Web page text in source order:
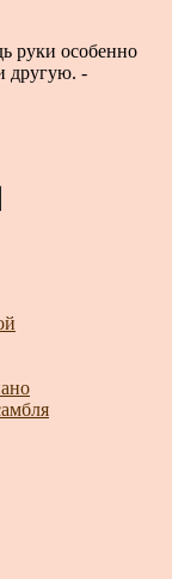
руки особенно
другую. -